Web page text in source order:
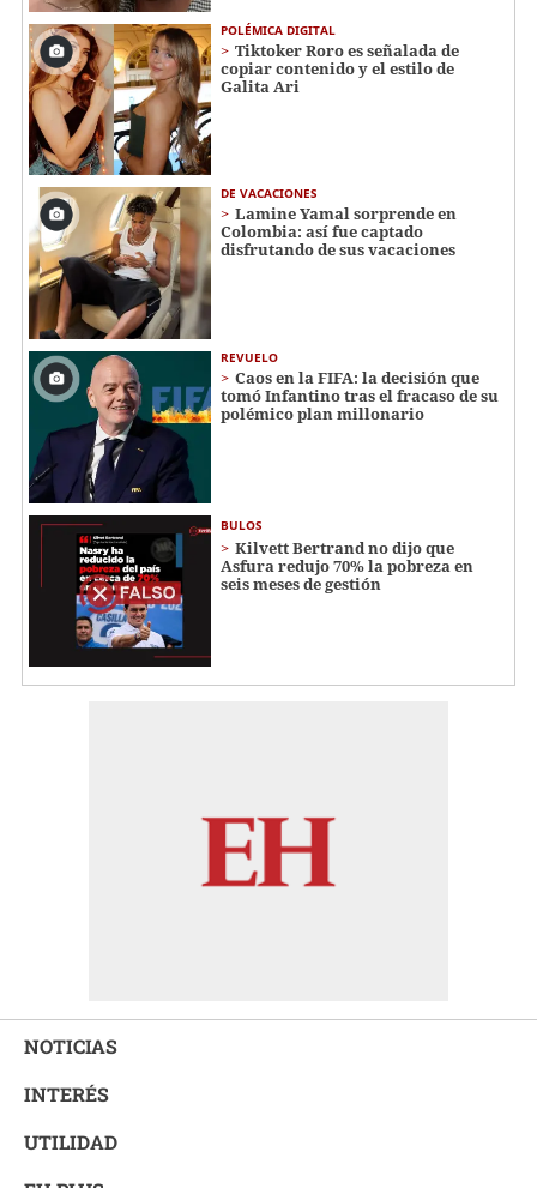
POLÉMICA DIGITAL
Tiktoker Roro es señalada de
copiar contenido y el estilo de
Galita Ari
DE VACACIONES
Lamine Yamal sorprende en
Colombia: así fue captado
disfrutando de sus vacaciones
REVUELO
Caos en la FIFA: la decisión que
tomó Infantino tras el fracaso de su
polémico plan millonario
BULOS
Kilvett Bertrand no dijo que
Asfura redujo 70% la pobreza en
seis meses de gestión
NOTICIAS
INTERÉS
UTILIDAD